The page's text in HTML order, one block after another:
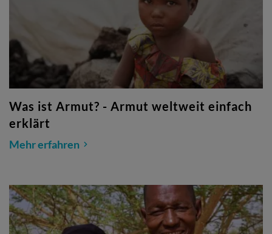
Was ist Armut? - Armut weltweit einfach
erklärt
Mehr erfahren